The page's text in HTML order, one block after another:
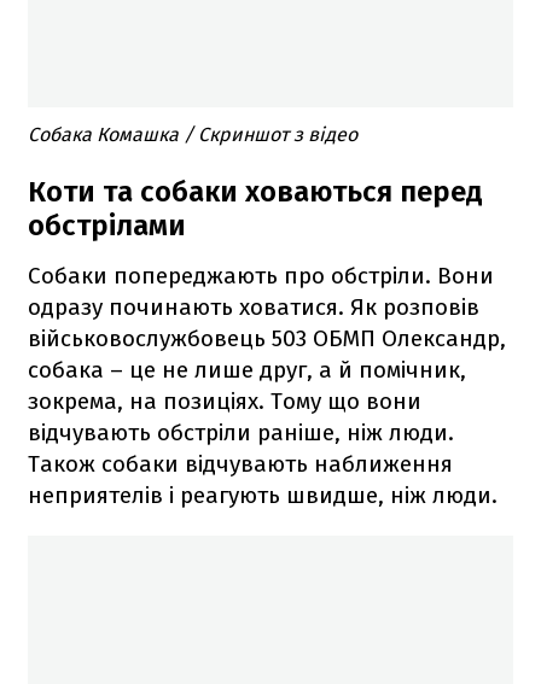
Собака Комашка / Скриншот з відео
Коти та собаки ховаються перед
обстрілами
Собаки попереджають про обстріли. Вони
одразу починають ховатися. Як розповів
військовослужбовець 503 ОБМП Олександр,
собака – це не лише друг, а й помічник,
зокрема, на позиціях. Тому що вони
відчувають обстріли раніше, ніж люди.
Також собаки відчувають наближення
неприятелів і реагують швидше, ніж люди.